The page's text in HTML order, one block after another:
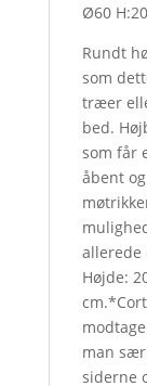
Ø60
Rundt
som
træer
bed.
som får
åbent
allerede
Højde:
man
siderne